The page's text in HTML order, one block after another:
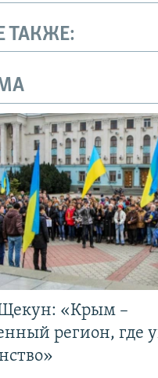
ТАКЖЕ:
«Крым –
регион, где